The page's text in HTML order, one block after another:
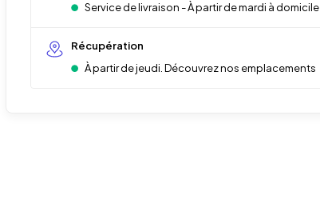
Service de livraison - À partir de mardi à domicile
Récupération
À partir de jeudi. Découvrez nos emplacements